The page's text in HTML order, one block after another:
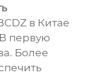
в Китае
первую
Более